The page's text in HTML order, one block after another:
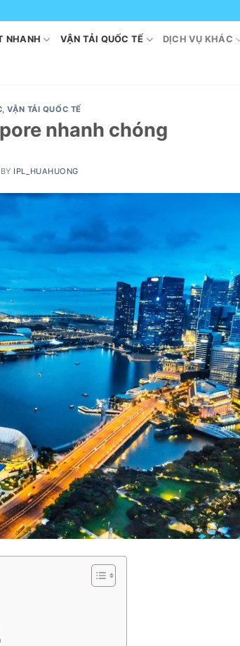
NHANH VẬN TẢI QUỐC TẾ DỊCH VỤ KHÁC
,VẬN TẢI QUỐC TẾ
nhanh chóng
BY IPL_HUAHUONG